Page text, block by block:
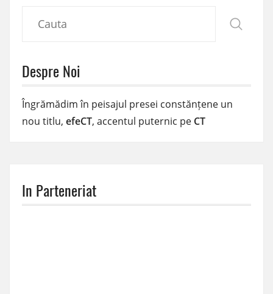
Despre Noi
Îngrămădim în peisajul presei constănțene un
nou titlu, efeCT, accentul puternic pe CT
In Parteneriat